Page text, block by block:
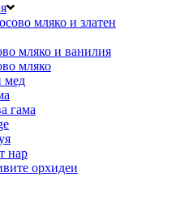
мляко и златен
мляко и ванилия
мляко
мед
гама
нар
орхидеи